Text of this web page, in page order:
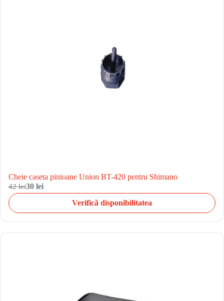
Cheie caseta pinioane Union BT-420 pentru Shimano
42 lei30 lei
Verifică disponibilitatea